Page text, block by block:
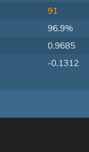
91
96.9%
0.9685
-0.1312